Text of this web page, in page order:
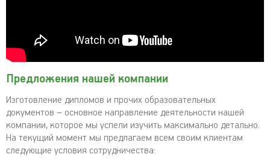
Предложения нашей компании
Изготовление дипломов и прочих образовательных
документов – основное направление деятельности нашей
компании, которое мы успели изучить максимально детально.
На текущий момент мы предлагаем всем своим клиентам
следующие условия сотрудничества: